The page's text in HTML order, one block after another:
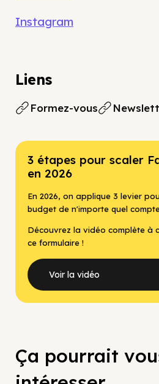
Instagram
Liens
Formez-vous
3 étapes pour scaler
en 2026
En 2026, on applique 3 levier
budget de n'importe quel
Découvrez la vidéo complète à
ce formulaire !
Voir la vidéo
Ça pourrait